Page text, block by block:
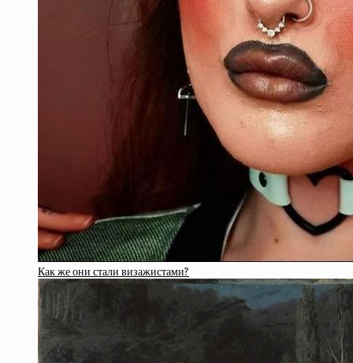
Как же они стали визажистами?